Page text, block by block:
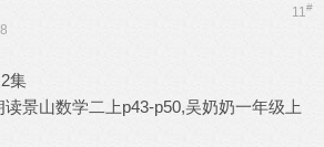
11#
集
景山数学二上p43-p50,吴奶奶一年级上